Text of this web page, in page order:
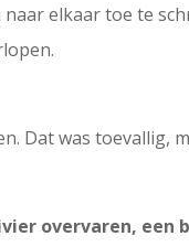
elkaar toe te
Dat was toevallig,
overvaren, een